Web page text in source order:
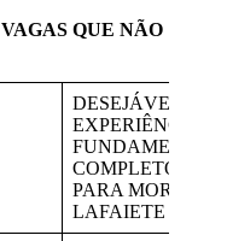
VAGAS QUE NÃO
DESEJÁVEL
EXPERIÊNCIA.
FUNDAMENTAL
COMPLETO,
PARA
LAFAIETE